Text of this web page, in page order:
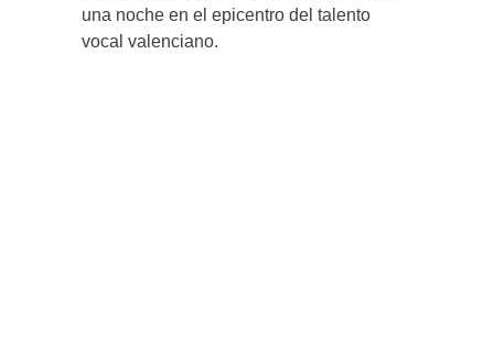
una noche en el epicentro del talento
vocal valenciano.